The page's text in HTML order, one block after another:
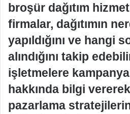
broşür dağıtım
firmalar, dağıtımın
yapıldığını ve hangi
alındığını takip
işletmelere
hakkında bilgi
pazarlama